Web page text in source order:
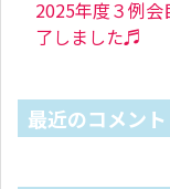
2025年度３例
了しました♬
最近のコメント